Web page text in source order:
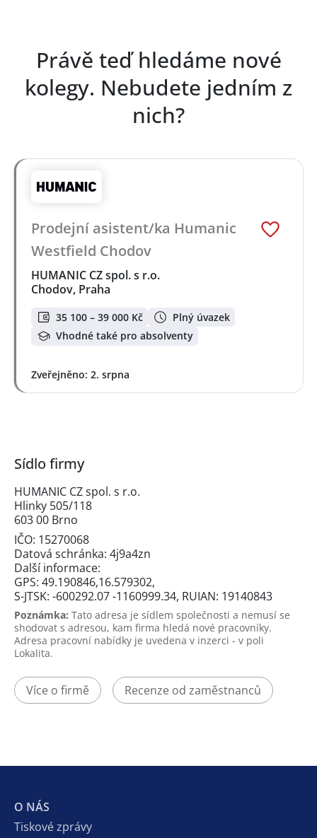
Právě teď hledáme nové
kolegy. Nebudete jedním z
nich?
Prodejní asistent/ka Humanic
Westfield Chodov
HUMANIC CZ spol. s r.o.
Chodov, Praha
35 100 – 39 000 Kč
Plný úvazek
Vhodné také pro absolventy
Zveřejněno: 2. srpna
Sídlo firmy
HUMANIC CZ spol. s r.o.
Hlinky 505/118
603 00 Brno
IČO: 15270068
Datová schránka: 4j9a4zn
Další informace:
GPS: 49.190846,16.579302,
S-JTSK: -600292.07 -1160999.34, RUIAN: 19140843
Poznámka: Tato adresa je sídlem společnosti a nemusí se
shodovat s adresou, kam firma hledá nové pracovníky.
Adresa pracovní nabídky je uvedena v inzerci - v poli
Lokalita.
Více o firmě Recenze od zaměstnanců
O NÁS
Tiskové zprávy